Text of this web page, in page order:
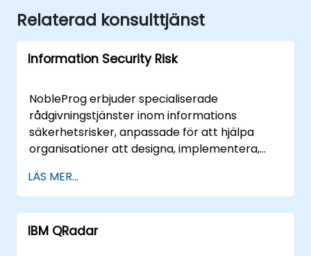
Relaterad konsulttjänst
Information Security Risk
NobleProg erbjuder specialiserade
rådgivningstjänster inom informations
säkerhetsrisker, anpassade för att hjälpa
organisationer att designa, implementera,
säkerhetsramar. Oavsett om tjänsterna
levereras fjärrmässigt eller på plats guider
våra expertrådgivare ditt team genom
kritiska grundläggande ämnen och
LÄS MER...
IBM QRadar